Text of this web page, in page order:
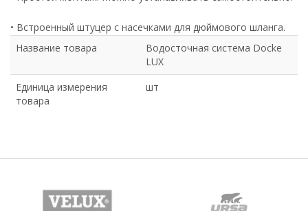
• Встроенный штуцер с насечками для дюймового шланга.
Название товара
Водосточная система Docke
LUX
Единица измерения
товара
шт